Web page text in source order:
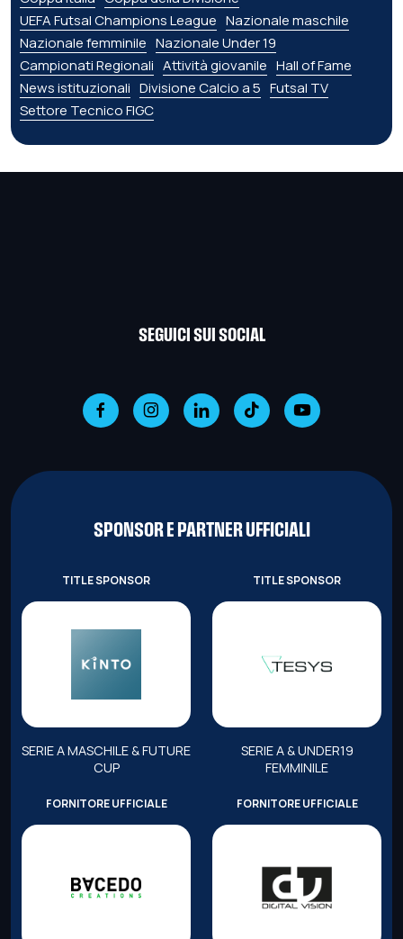
UEFA Futsal Champions League Nazionale maschile
Nazionale femminile Nazionale Under 19
Campionati Regionali Attività giovanile Hall of Fame
News istituzionali Divisione Calcio a 5 Futsal TV
Settore Tecnico FIGC
SEGUICI SUI SOCIAL
SPONSOR E PARTNER UFFICIALI
TITLE SPONSOR
SERIE A MASCHILE & FUTURE
CUP
TITLE SPONSOR
SERIE A & UNDER19
FEMMINILE
FORNITORE UFFICIALE FORNITORE UFFICIALE